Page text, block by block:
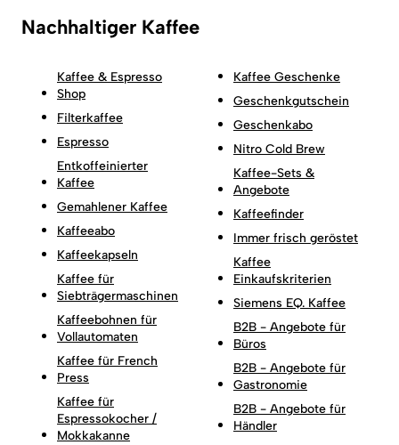
Nachhaltiger Kaffee
Kaffee & Espresso
Shop
Filterkaffee
Espresso
Entkoffeinierter
Kaffee
Gemahlener Kaffee
Kaffeeabo
Kaffeekapseln
Kaffee für
Siebträgermaschinen
Kaffeebohnen für
Vollautomaten
Kaffee für French
Press
Kaffee für
Espressokocher /
Mokkakanne
Kaffee Geschenke
Geschenkgutschein
Geschenkabo
Nitro Cold Brew
Kaffee-Sets &
Angebote
Kaffeefinder
Immer frisch geröstet
Kaffee
Einkaufskriterien
Siemens EQ. Kaffee
B2B - Angebote für
Büros
B2B - Angebote für
Gastronomie
B2B - Angebote für
Händler